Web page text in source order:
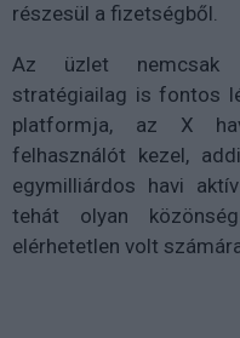
részesül a fizetségből.
Az üzlet nemcsak
stratégiailag is fontos
platformja, az X
felhasználót kezel,
egymilliárdos havi
tehát olyan
elérhetetlen volt